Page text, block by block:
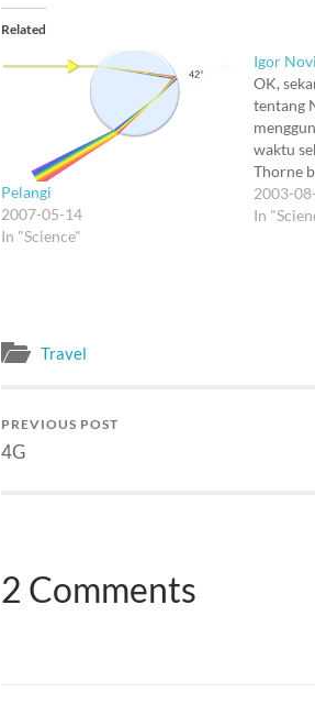
Related
Pelangi
2007-05-14
In "Science"
Igor
OK,
tentang
waktu
Thorne
maka ia
dan
2003-
In
Travel
PREVIOUS POST
4G
2 Comments